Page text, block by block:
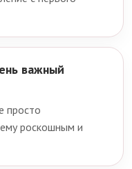
важный
просто
роскошным и